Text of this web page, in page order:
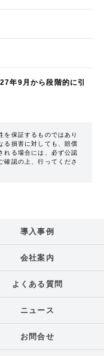
年9月から段階的に引
を保証するものではあり
る損害に対しても、賠償
れる場合には、必ず公認
確認の上、行ってくださ
導入事例
会社案内
よくある質問
ニュース
お問合せ